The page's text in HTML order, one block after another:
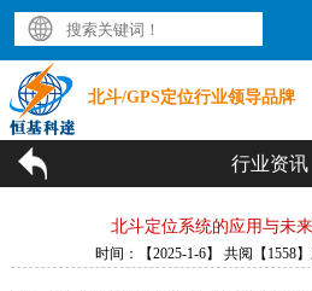
北斗/GPS定位行业领导品牌
行业资讯
北斗定位系统的应用与未
时间：【2025-1-6】 共阅【1558